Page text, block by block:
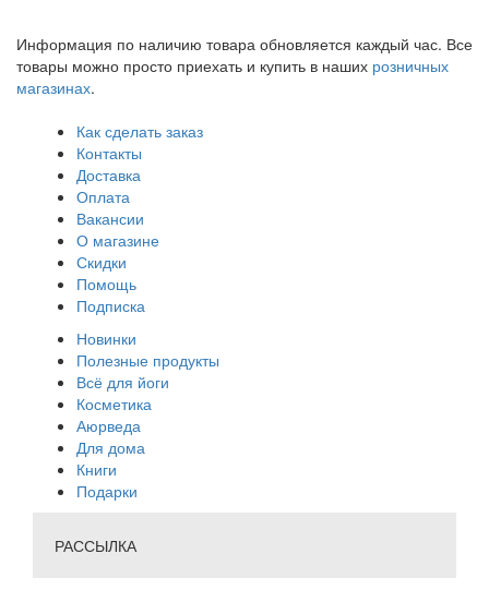
Информация по наличию товара обновляется каждый час. Все
товары можно просто приехать и купить в наших розничных
магазинах.
Как сделать заказ
Контакты
Доставка
Оплата
Вакансии
О магазине
Скидки
Помощь
Подписка
Новинки
Полезные продукты
Всё для йоги
Косметика
Аюрведа
Для дома
Книги
Подарки
РАССЫЛКА